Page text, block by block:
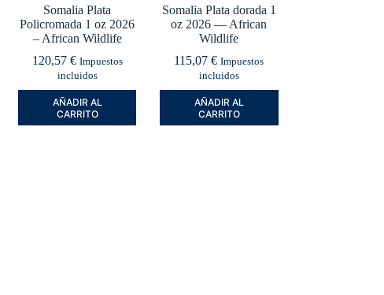
Somalia Plata
Policromada 1 oz 2026
– African Wildlife
120,57 € Impuestos
incluidos
AÑADIR AL
CARRITO
Somalia Plata dorada 1
oz 2026 — African
Wildlife
115,07€ Impuestos
incluidos
AÑADIR AL
CARRITO